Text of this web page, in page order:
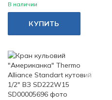
В наличии
КУПИТЬ